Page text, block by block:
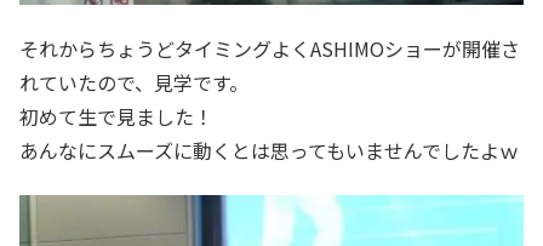
それからちょうどタイミングよくASHIMOショーが開催さ
れていたので、見学です。
初めて生で見ました！
あんなにスムーズに動くとは思ってもいませんでしたよｗ